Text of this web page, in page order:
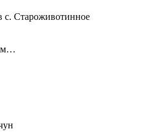
с. Староживотинное